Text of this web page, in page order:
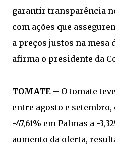
garantir transparência
com ações que
a preços justos na mesa
afirma o presidente da
TOMATE – O tomate
entre agosto e
-47,61% em Palmas a -
aumento da oferta,